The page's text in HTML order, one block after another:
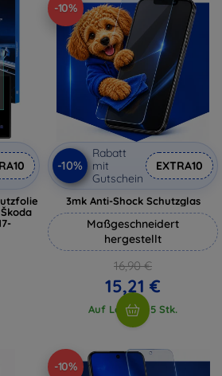
-10%
-10%
Rabatt
mit
Gutschein
EXTRA10
3mk Anti-Shock Schutzglas
Maßgeschneidert
hergestellt
16,90 €
15,21 €
Auf Lager > 5 Stk.
-10%